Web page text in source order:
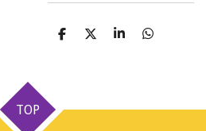
D
D
S
D
TOP